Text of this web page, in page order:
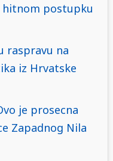
hitnom postupku
raspravu na
iz Hrvatske
je prosecna
Zapadnog Nila